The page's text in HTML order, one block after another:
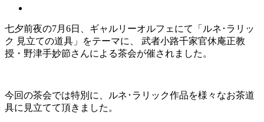
七夕前夜の7月6日、ギャルリーオルフェにて「ルネ･ラリッ
ク 見立ての道具」をテーマに、 武者小路千家官休庵正教
授・野津手妙節さんによる茶会が催されました。
今回の茶会では特別に、ルネ･ラリック作品を様々なお茶道
具に見立てて頂きました。